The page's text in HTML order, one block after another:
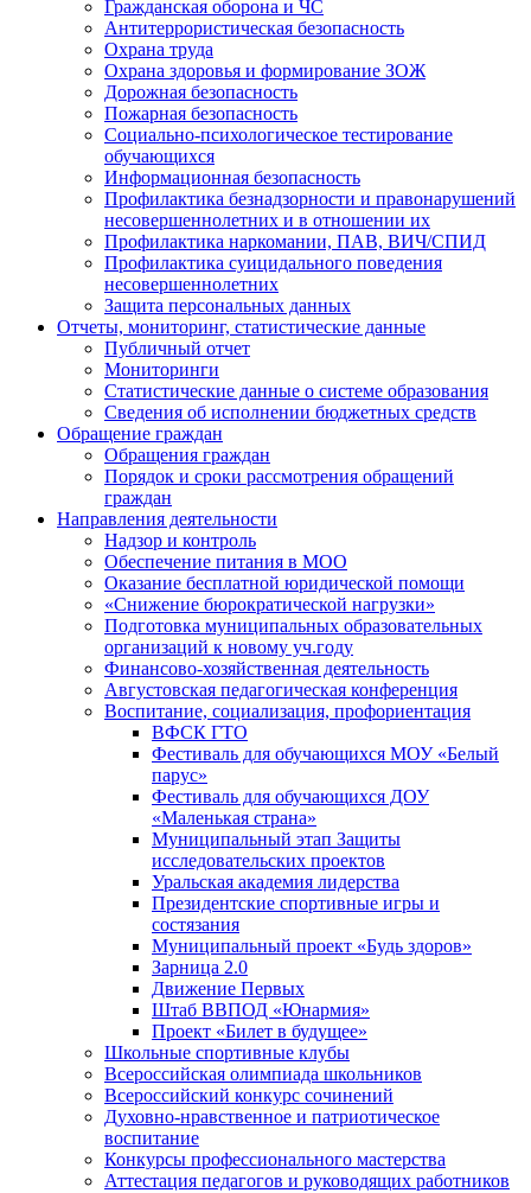
Гражданская оборона и ЧС
Антитеррористическая безопасность
Охрана труда
Охрана здоровья и формирование ЗОЖ
Дорожная безопасность
Пожарная безопасность
Социально-психологическое тестирование
обучающихся
Информационная безопасность
Профилактика безнадзорности и правонарушений
несовершеннолетних и в отношении их
Профилактика наркомании, ПАВ, ВИЧ/СПИД
Профилактика суицидального поведения
несовершеннолетних
Защита персональных данных
Отчеты, мониторинг, статистические данные
Публичный отчет
Мониторинги
Статистические данные о системе образования
Сведения об исполнении бюджетных средств
Обращение граждан
Обращения граждан
Порядок и сроки рассмотрения обращений
граждан
Направления деятельности
Надзор и контроль
Обеспечение питания в МОО
Оказание бесплатной юридической помощи
«Снижение бюрократической нагрузки»
Подготовка муниципальных образовательных
организаций к новому уч.году
Финансово-хозяйственная деятельность
Августовская педагогическая конференция
Воспитание, социализация, профориентация
ВФСК ГТО
Фестиваль для обучающихся МОУ «Белый
парус»
Фестиваль для обучающихся ДОУ
«Маленькая страна»
Муниципальный этап Защиты
исследовательских проектов
Уральская академия лидерства
Президентские спортивные игры и
состязания
Муниципальный проект «Будь здоров»
Зарница 2.0
Движение Первых
Штаб ВВПОД «Юнармия»
Проект «Билет в будущее»
Школьные спортивные клубы
Всероссийская олимпиада школьников
Всероссийский конкурс сочинений
Духовно-нравственное и патриотическое
воспитание
Конкурсы профессионального мастерства
Аттестация педагогов и руководящих работников